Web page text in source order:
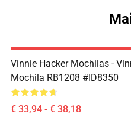
Vinnie Hacker Mochilas -
Mochila RB1208 #ID8350
€ 33,94 - € 38,18